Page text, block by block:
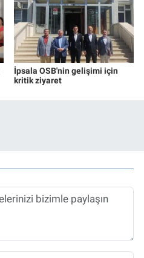
İpsala OSB'nin gelişimi için
kritik ziyaret